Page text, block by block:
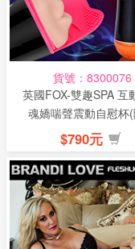
貨號：8300076
英國FOX-雙趣SPA 互
魂嬌喘聲震動自慰杯
+口...
$790元